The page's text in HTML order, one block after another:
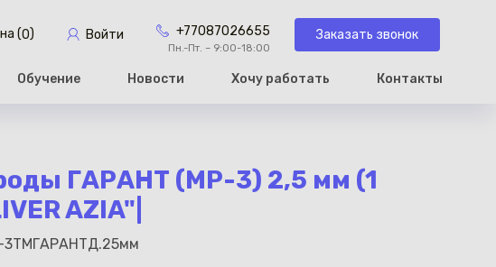
(0) Войти +77087026655
Пн.-Пт. – 9:00-18:00
Заказать звонок
Обучение Новости Хочу работать Контакты
ГАРАНТ (МР-3) 2,5 мм (1
AZIA"|
3ТМГАРАНТД.25мм